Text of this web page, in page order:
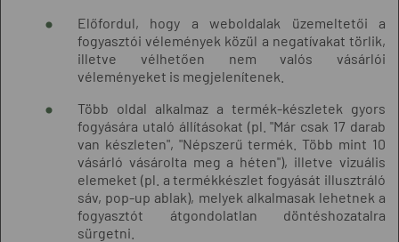
Előfordul, hogy a weboldalak üzemeltetői a
fogyasztói vélemények közül a negatívakat törlik,
illetve vélhetően nem valós vásárlói
véleményeket is megjelenítenek.
Több oldal alkalmaz a termék-készletek gyors
fogyására utaló állításokat (pl. "Már csak 17 darab
van készleten", "Népszerű termék. Több mint 10
vásárló vásárolta meg a héten"), illetve vizuális
elemeket (pl. a termékkészlet fogyását illusztráló
sáv, pop-up ablak), melyek alkalmasak lehetnek a
fogyasztót átgondolatlan döntéshozatalra
sürgetni.